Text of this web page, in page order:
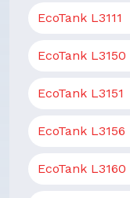
EcoTank L3111
EcoTank L3150
EcoTank L3151
EcoTank L3156
EcoTank L3160